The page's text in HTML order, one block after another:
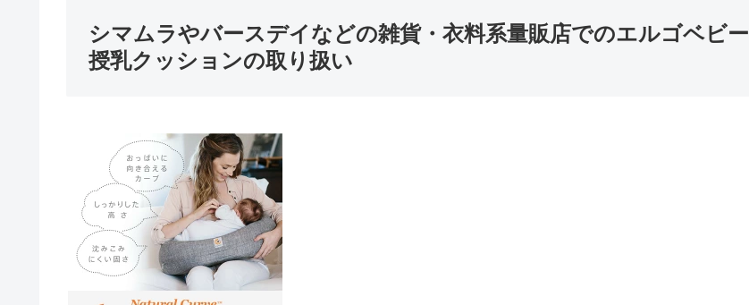
シマムラやバースデイなどの雑貨・衣料系量販店でのエルゴベビー
授乳クッションの取り扱い